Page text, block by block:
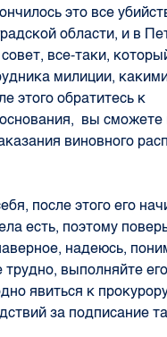
это все
области, и в
все-таки,
милиции,
этого обратитесь к
вы сможете
виновного
после этого его
есть, поэтому
надеюсь,
трудно, выполняйте
явиться к
за подписание